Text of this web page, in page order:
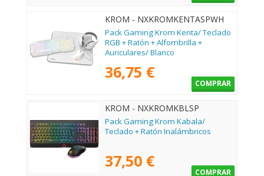
KROM - NXKROMKENTASPWH
Pack Gaming Krom Kenta/ Teclado
RGB + Ratón + Alfombrilla +
Auriculares/ Blanco
36,75 €
COMPRAR
KROM - NXKROMKBLSP
Pack Gaming Krom Kabala/
Teclado + Ratón Inalámbricos
37,50 €
COMPRAR